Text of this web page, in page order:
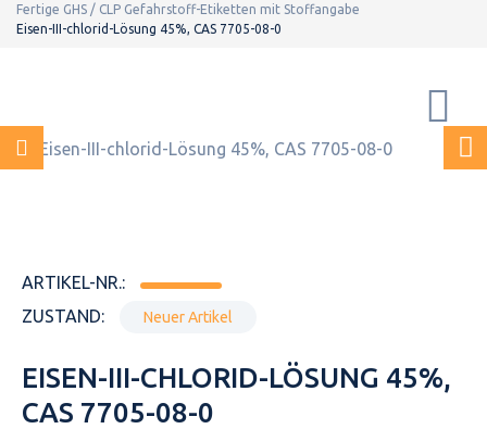
Fertige GHS / CLP Gefahrstoff-Etiketten mit Stoffangabe
Eisen-III-chlorid-Lösung 45%, CAS 7705-08-0
ARTIKEL-NR.:
ZUSTAND:
Neuer Artikel
EISEN-III-CHLORID-LÖSUNG 45%,
CAS 7705-08-0